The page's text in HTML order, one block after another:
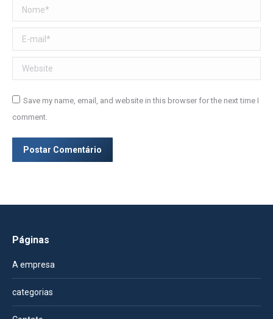
Nome *
E-mail *
Website
Save my name, email, and website in this browser for the next time I
comment.
Postar Comentário
Páginas
A empresa
categorias